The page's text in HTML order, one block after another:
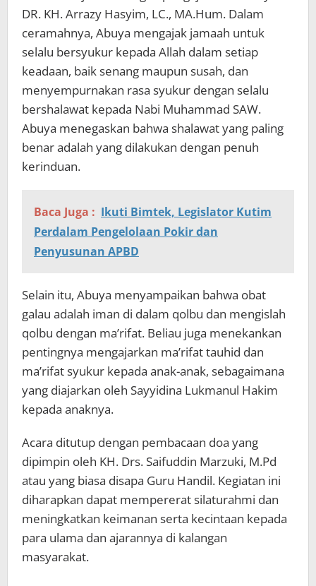
DR. KH. Arrazy Hasyim, LC., MA.Hum. Dalam
ceramahnya, Abuya mengajak jamaah untuk
selalu bersyukur kepada Allah dalam setiap
keadaan, baik senang maupun susah, dan
menyempurnakan rasa syukur dengan selalu
bershalawat kepada Nabi Muhammad SAW.
Abuya menegaskan bahwa shalawat yang paling
benar adalah yang dilakukan dengan penuh
kerinduan.
Baca Juga : Ikuti Bimtek, Legislator Kutim
Perdalam Pengelolaan Pokir dan
Penyusunan APBD
Selain itu, Abuya menyampaikan bahwa obat
galau adalah iman di dalam qolbu dan mengislah
qolbu dengan ma’rifat. Beliau juga menekankan
pentingnya mengajarkan ma’rifat tauhid dan
ma’rifat syukur kepada anak-anak, sebagaimana
yang diajarkan oleh Sayyidina Lukmanul Hakim
kepada anaknya.
Acara ditutup dengan pembacaan doa yang
dipimpin oleh KH. Drs. Saifuddin Marzuki, M.Pd
atau yang biasa disapa Guru Handil. Kegiatan ini
diharapkan dapat mempererat silaturahmi dan
meningkatkan keimanan serta kecintaan kepada
para ulama dan ajarannya di kalangan
masyarakat.